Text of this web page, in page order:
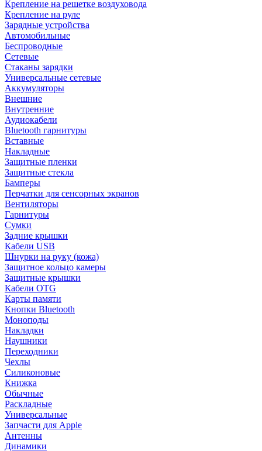
Крепление на решетке воздуховода
Крепление на руле
Зарядные устройства
Автомобильные
Беспроводные
Сетевые
Стаканы зарядки
Универсальные сетевые
Аккумуляторы
Внешние
Внутренние
Аудиокабели
Bluetooth гарнитуры
Вставные
Накладные
Защитные пленки
Защитные стекла
Бамперы
Перчатки для сенсорных экранов
Вентиляторы
Гарнитуры
Сумки
Задние крышки
Кабели USB
Шнурки на руку (кожа)
Защитное кольцо камеры
Защитные крышки
Кабели OTG
Карты памяти
Кнопки Bluetooth
Моноподы
Накладки
Наушники
Переходники
Чехлы
Силиконовые
Книжка
Обычные
Раскладные
Универсальные
Запчасти для Apple
Антенны
Динамики